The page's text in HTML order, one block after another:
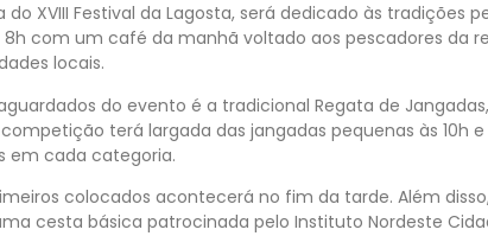
XVIII Festival da Lagosta, será dedicado às tradições
com um café da manhã voltado aos pescadores da
locais.
do evento é a tradicional Regata de
terá largada das jangadas pequenas às 10h e
em cada categoria.
colocados acontecerá no fim da tarde. Além
cesta básica patrocinada pelo Instituto Nordeste